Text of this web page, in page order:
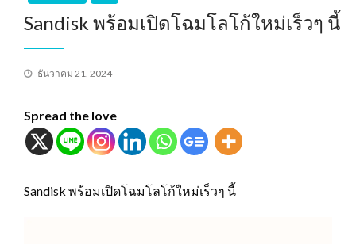
Sandisk พร้อมเปิดโฉมโลโก้ใหม่เร็วๆ นี้
Posted
ธันวาคม 21, 2024
Spread the love
Sandisk พร้อมเปิดโฉมโลโก้ใหม่เร็วๆ นี้